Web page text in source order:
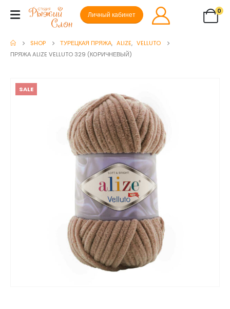
Личный кабинет
0
SHOP ТУРЕЦКАЯ ПРЯЖА, ALIZE, VELLUTO
ПРЯЖА ALIZE VELLUTO 329 (КОРИЧНЕВЫЙ)
SALE